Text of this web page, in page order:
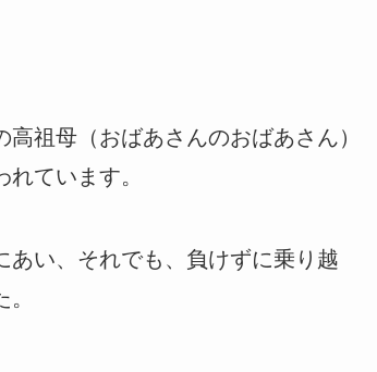
祖母（おばあさんのおばあさん）
ています。
い、それでも、負けずに乗り越